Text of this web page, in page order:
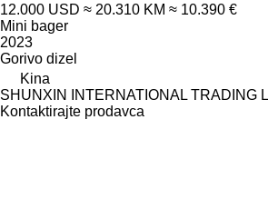
12.000 USD ≈ 20.310 KM ≈ 10.390 €
Mini bager
2023
Gorivo dizel
Kina
SHUNXIN INTERNATIONAL TRADING
Kontaktirajte prodavca